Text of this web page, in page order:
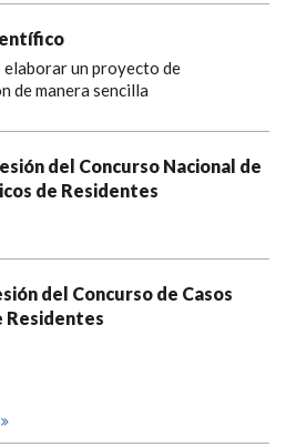
elaborar un proyecto de
de manera sencilla
del Concurso Nacional de
de Residentes
del Concurso de Casos
Residentes